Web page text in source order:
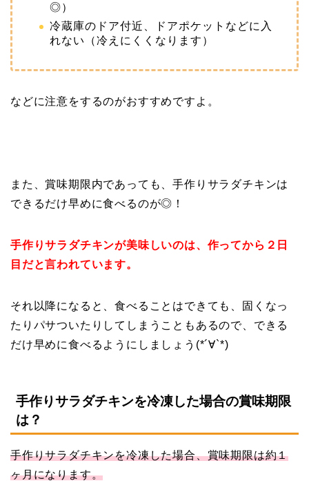
◎）
冷蔵庫のドア付近、ドアポケットなどに入
れない（冷えにくくなります）
などに注意をするのがおすすめですよ。
また、賞味期限内であっても、手作りサラダチキンは
できるだけ早めに食べるのが◎！
手作りサラダチキンが美味しいのは、作ってから２日
目だと言われています。
それ以降になると、食べることはできても、固くなっ
たりパサついたりしてしまうこともあるので、できる
だけ早めに食べるようにしましょう(*´∀`*)
手作りサラダチキンを冷凍した場合の賞味期限
は？
手作りサラダチキンを冷凍した場合、賞味期限は約１
ヶ月になります。